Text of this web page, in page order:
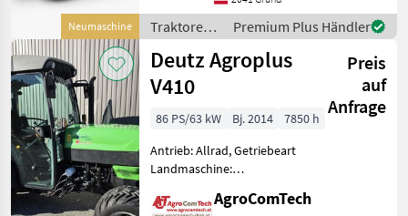
Neumaschine
km/h: 40 km/h, Getriebeart
Landmaschine: Stufenloses
Getrie
Traktoren /
Claas
Premium Plus Händler
Deutz Agroplus
V410
Preis
auf
Anfrage
86 PS/63 kW Bj. 2014
7850 h
Antrieb: Allrad, Getriebeart
Landmaschine:
Zapfwellendrehzahl:AgroComTech